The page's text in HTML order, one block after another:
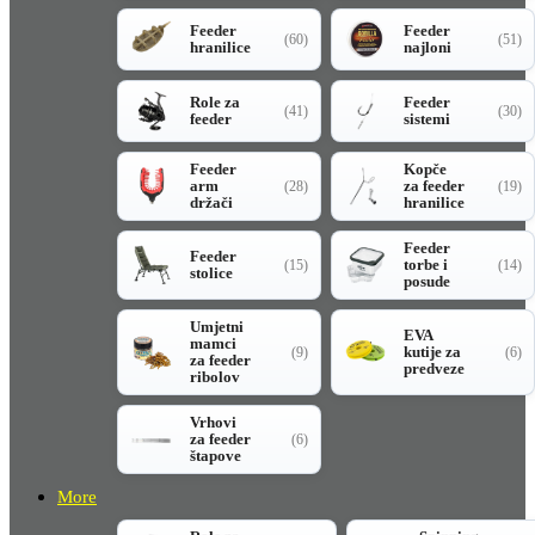
Feeder
hranilice
(60)
Feeder
najloni
(51)
Role za
feeder
(41)
Feeder
sistemi
(30)
Feeder
arm
držači
(28)
Kopče
za feeder
hranilice
(19)
Feeder
stolice
(15)
Feeder
torbe i
posude
(14)
Umjetni
mamci
za feeder
ribolov
(9)
EVA
kutije za
predveze
(6)
Vrhovi
za feeder
štapove
(6)
More